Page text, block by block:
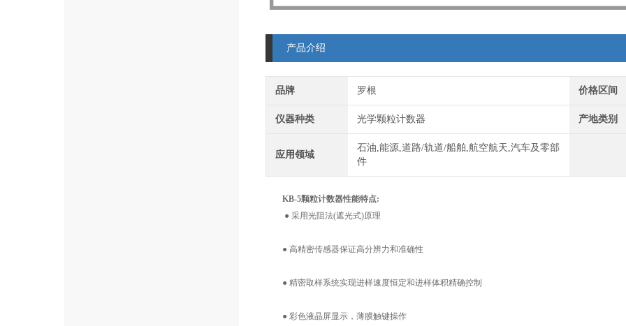
产品介绍
品牌 罗根 价格区间
仪器种类 光学颗粒计数器 产地类别
应用领域
石油,能源,道路/轨道/船舶,航空航天,汽车及零部
件
KB-5颗粒计数器性能特点:
● 采用光阻法(遮光式)原理
● 高精密传感器保证高分辨力和准确性
● 精密取样系统实现进样速度恒定和进样体积精确控制
● 彩色液晶屏显示，薄膜触键操作